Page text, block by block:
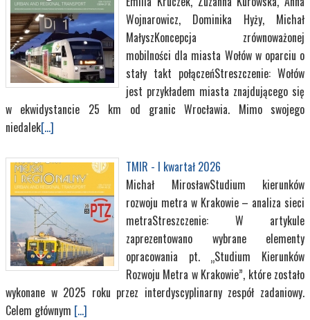
Wojnarowicz, Dominika Hyży, Michał
MałyszKoncepcja zrównoważonej
mobilności dla miasta Wołów w oparciu o
stały takt połączeńStreszczenie: Wołów
jest przykładem miasta znajdującego się
w ekwidystancie 25 km od granic Wrocławia. Mimo swojego
niedalek[...]
TMIR - I kwartał 2026
Michał MirosławStudium kierunków
rozwoju metra w Krakowie – analiza sieci
metraStreszczenie: W artykule
zaprezentowano wybrane elementy
opracowania pt. „Studium Kierunków
Rozwoju Metra w Krakowie”, które zostało
wykonane w 2025 roku przez interdyscyplinarny zespół zadaniowy.
Celem głównym [...]